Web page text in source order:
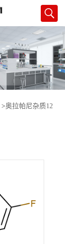
>奥拉帕尼杂质12